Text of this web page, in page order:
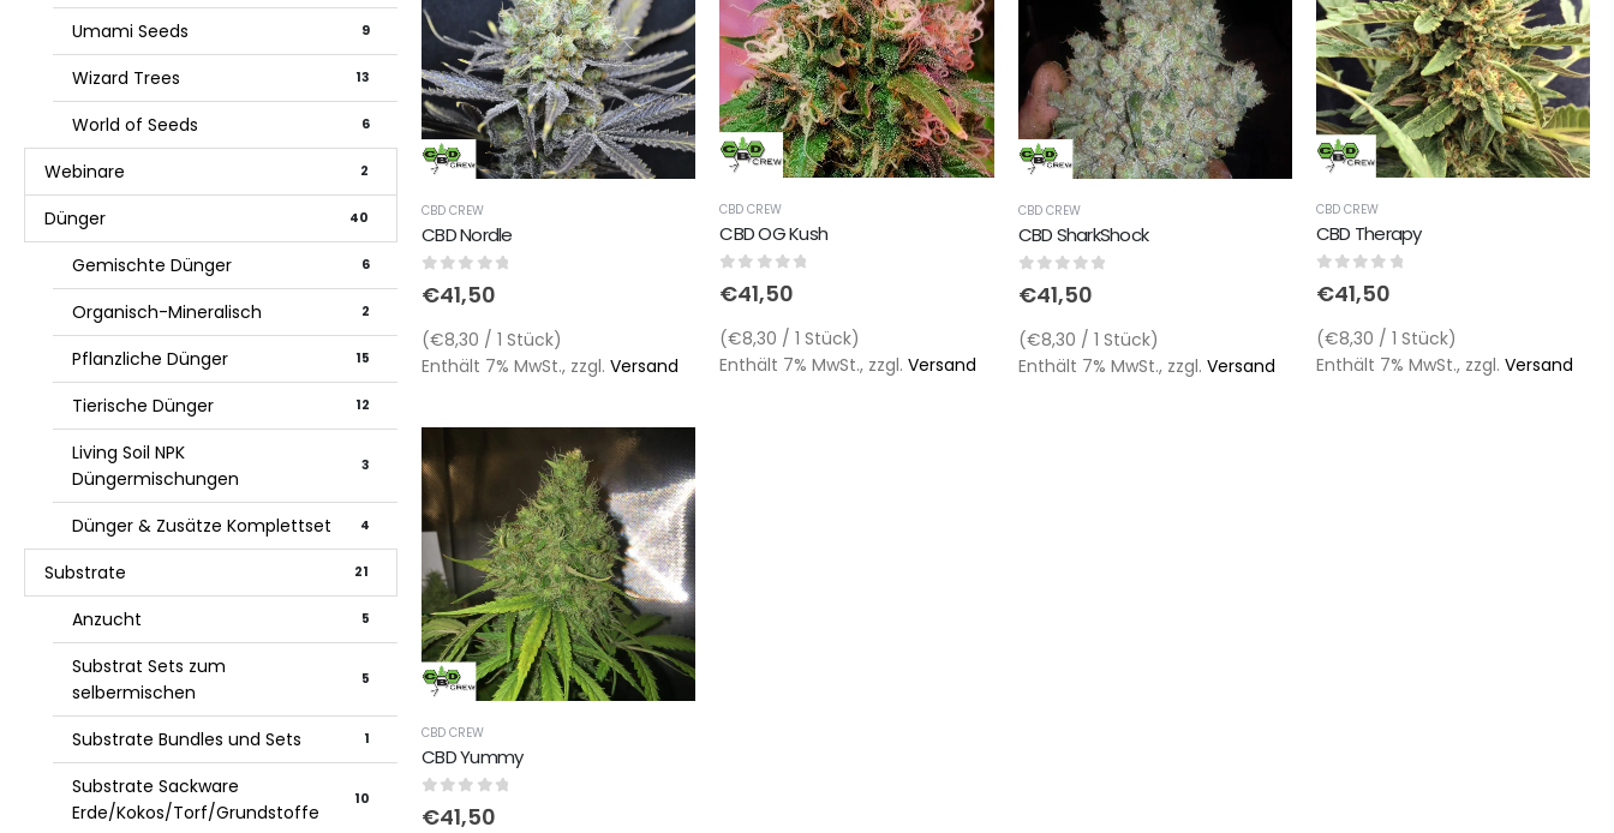
CBD CREW
CBD Nordle
out of 5
€41,50
(€8,30 / 1 Stück)
Enthält 7% MwSt., zzgl. Versand
CBD CREW
CBD OG Kush
out of 5
€41,50
(€8,30 / 1 Stück)
Enthält 7% MwSt., zzgl.Versand
CBD CREW
CBD SharkShock
out of 5
€41,50
(€8,30 / 1 Stück)
Enthält 7% MwSt., zzgl. Versand
CBD CREW
CBD Therapy
out of 5
€41,50
(€8,30 / 1 Stück)
Enthält 7% MwSt., zzgl. Versand
CBD CREW
CBD Yummy
out of 5
€41,50
Umami Seeds 9
Wizard Trees 13
World of Seeds 6
Webinare 2
Dünger 40
Gemischte Dünger 6
Organisch-Mineralisch 2
Pflanzliche Dünger 15
Tierische Dünger 12
Living Soil NPK
Düngermischungen
3
Dünger & Zusätze Komplettset 4
Substrate 21
Anzucht 5
Substrat Sets zum
selbermischen
5
Substrate Bundles und Sets 1
Substrate Sackware
Erde/Kokos/Torf/Grundstoffe
10